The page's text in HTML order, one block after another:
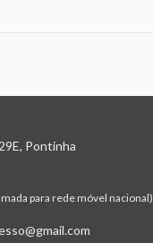
Pontinha
para rede móvel nacional)